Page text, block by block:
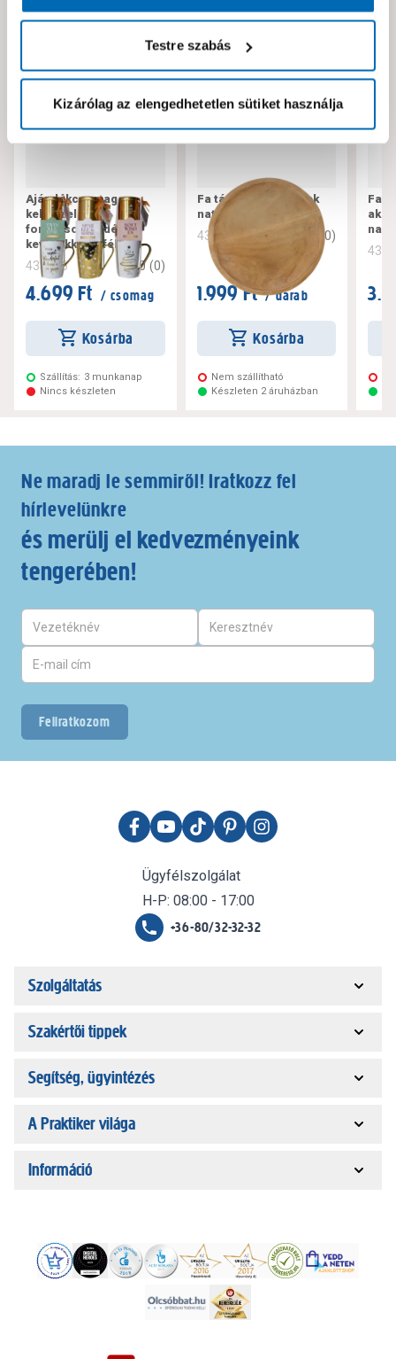
Testre szabás
Kizárólag az elengedhetetlen sütiket használja
Ajándékcsomag
keksszel és
forrócsokoládé
keverékkel 3-féle
433656 0 (0)
4.699 Ft / csomag
Kosárba
Szállítás: 3 munkanap
Nincs készleten
Fa tányér 28cm kerek
natúr szín
432206 (0)
1.999 Ft / darab
Kosárba
Nem szállítható
Készleten 2 áruházban
Fa
Ne maradj le semmiről! Iratkozz fel
hírlevelünkre
és merülj el kedvezményeink
tengerében!
Feliratkozom
Ügyfélszolgálat
H-P: 08:00 - 17:00
+36-80/32-32-32
Szolgáltatás
Szakértői tippek
Segítség, ügyintézés
A Praktiker világa
Információ